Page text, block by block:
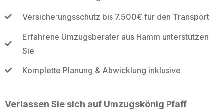
Versicherungsschutz bis 7.500€ für den Transport
Erfahrene Umzugsberater aus Hamm unterstützen
Sie
Komplette Planung & Abwicklung inklusive
Verlassen Sie sich auf Umzugskönig Pfaff